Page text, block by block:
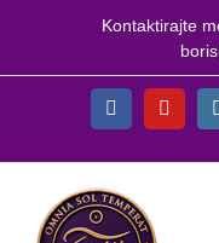
Kontaktirajte
Facebook